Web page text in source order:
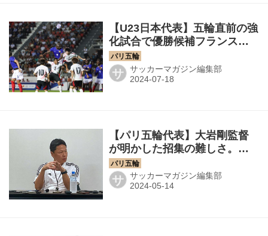
【U23日本代表】五輪直前の強
化試合で優勝候補フランスと
１−１ドロー！ 大岩監督「コ
ンディションを整えて初戦を
迎えたい」
サ サッカーマガジン編集部
【パリ五輪代表】大岩剛監督
が明かした招集の難しさ。休
養と移籍でオーバーエイジは
『ぶっつけ本番』の合流か!?
サ サッカーマガジン編集部